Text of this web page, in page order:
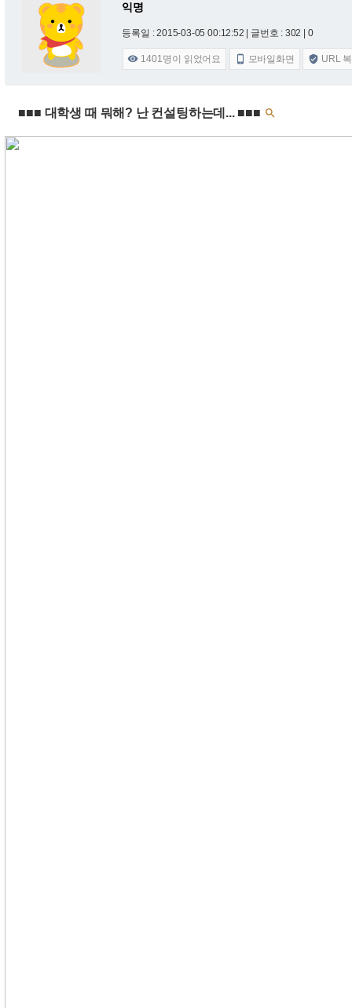
익명
등록일 : 2015-03-05 00:12:52 | 글번호 : 302 | 0
 1401명이 읽었어요  모바일화면  URL
■■■ 대학생 때 뭐해? 난 컨설팅하는데... ■■■ 